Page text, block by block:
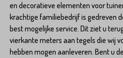
en decoratieve elementen voor
krachtige familiebedrijf is gedreven
best mogelijke service. Dit ziet u
vierkante meters aan tegels die wij
hebben mogen aanleveren. Bent u